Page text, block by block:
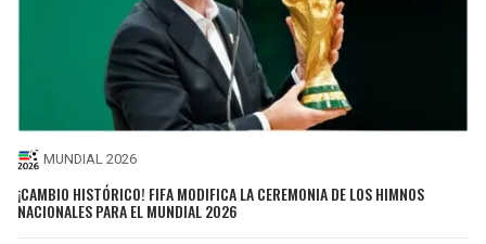
MUNDIAL 2026
¡CAMBIO HISTÓRICO! FIFA MODIFICA LA CEREMONIA DE LOS HIMNOS
NACIONALES PARA EL MUNDIAL 2026